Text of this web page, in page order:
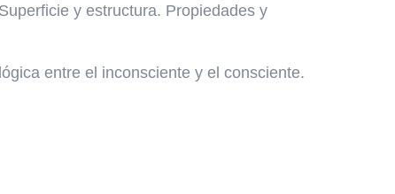
y estructura. Propiedades y
entre el inconsciente y el consciente.